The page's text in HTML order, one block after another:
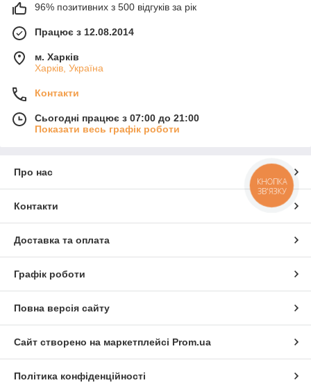
96% позитивних з 500 відгуків за рік
Працює з 12.08.2014
м. Харків
Харків, Україна
Контакти
Сьогодні працює з 07:00 до 21:00
Показати весь графік роботи
Про нас
Контакти
Доставка та оплата
Графік роботи
Повна версія сайту
Сайт створено на маркетплейсі Prom.ua
Політика конфіденційності
КНОПКА
ЗВ'ЯЗКУ